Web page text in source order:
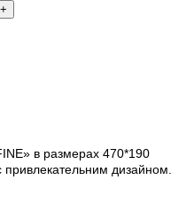
+
в размерах 470*190
дизайном.